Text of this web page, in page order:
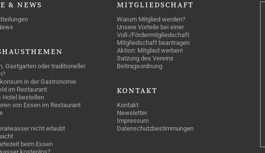
& NEWS
Gastgarten oder traditioneller
in der Gastronomie
im Restaurant
Hotel bestellen
von Essen im Restaurant
nicht erlaubt
beim Essen
MITGLIEDSCHAFT
Warum Mitglied werden?
Unsere Vorteile bei einer
Voll-/Fördermitgliedschaft
Mitgliedschaft beantragen
Aktion: Mitglied werben!
Satzung des Vereins
Beitragsordnung
KONTAKT
Kontakt
Newsletter
Impressum
Datenschutzbestimmungen